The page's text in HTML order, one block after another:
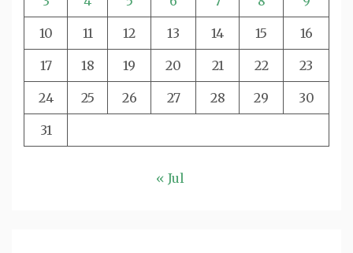
10 11 12 13 14 15 16
17 18 19 20 21 22 23
24 25 26 27 28 29 30
31
« Jul